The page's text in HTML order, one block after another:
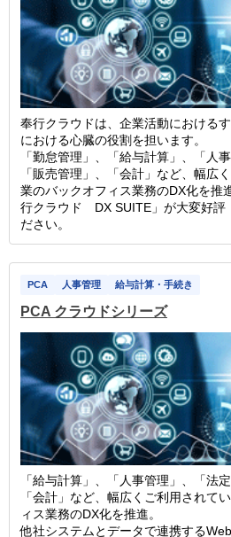
奉行クラウドは、企業活動における
における心臓の役割を担います。
「勤怠管理」、「給与計算」、「人
「販売管理」、「会計」など、幅広
業のバックオフィス業務のDX化を推
行クラウド DX SUITE」が大変好評
ださい。
PCA 人事管理 給与計算・手続き
PCA クラウドシリーズ
「給与計算」、「人事管理」、「法
「会計」など、幅広くご利用されて
ィス業務のDX化を推進。
他社システムとデータで連携する